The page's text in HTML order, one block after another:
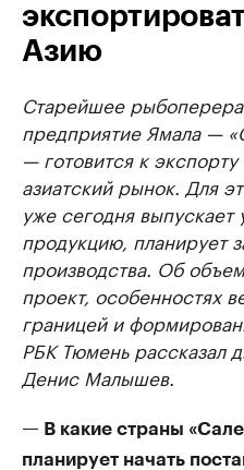
Азию
Старейшее
предприятие Ямала —
— готовится к
азиатский рынок. Для
уже сегодня
продукцию, планирует
производства. Об
проект, особенностях
границей и
РБК Тюмень рассказал
Денис Малышев.
— В какие страны
планирует начать